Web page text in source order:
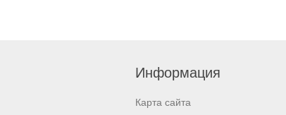
Информация
Карта сайта